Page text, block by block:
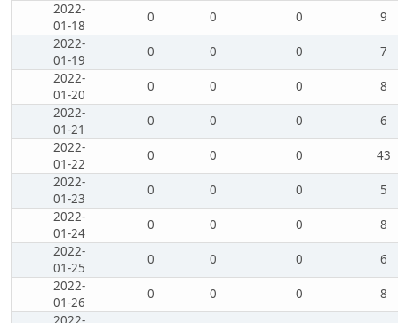
2022-
01-18
0 0 0
9
2022-
01-19
0 0 0
7
2022-
01-20
0 0 0
8
2022-
01-21
0 0 0
6
2022-
01-22
0 0 0
43
2022-
01-23
0 0 0
5
2022-
01-24
0 0 0
8
2022-
01-25
0 0 0
6
2022-
01-26
0 0 0
8